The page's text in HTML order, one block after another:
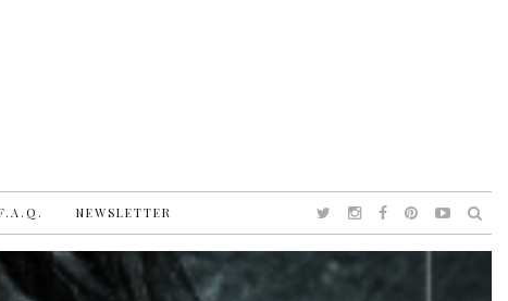
NEWSLETTER